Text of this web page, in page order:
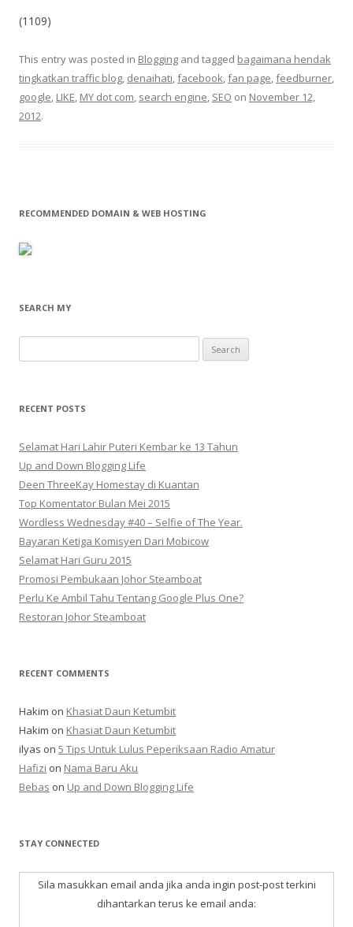
(1109)
This entry was posted in Blogging and tagged bagaimana hendak
tingkatkan traffic blog, denaihati,facebook,fan page,feedburner,
google, LIKE, MY dot com, search engine, SEO on November 12,
2012.
RECOMMENDED DOMAIN & WEB HOSTING
SEARCH MY
for:
RECENT POSTS
Selamat Hari Lahir Puteri Kembar ke 13 Tahun
Up and Down Blogging Life
Deen ThreeKay Homestay di Kuantan
Top Komentator Bulan Mei 2015
Wordless Wednesday #40 – Selfie of The Year.
Bayaran Ketiga Komisyen Dari Mobicow
Selamat Hari Guru 2015
Promosi Pembukaan Johor ‎Steamboat
Perlu Ke Ambil Tahu Tentang Google Plus One?
Restoran Johor Steamboat
RECENT COMMENTS
Hakim on Khasiat Daun Ketumbit
Hakim on Khasiat Daun Ketumbit
ilyas on 5 Tips Untuk Lulus Peperiksaan Radio Amatur
Hafizi on Nama Baru Aku
Bebas on Up and Down Blogging Life
STAY CONNECTED
Sila masukkan email anda jika anda ingin post-post terkini
dihantarkan terus ke email anda: